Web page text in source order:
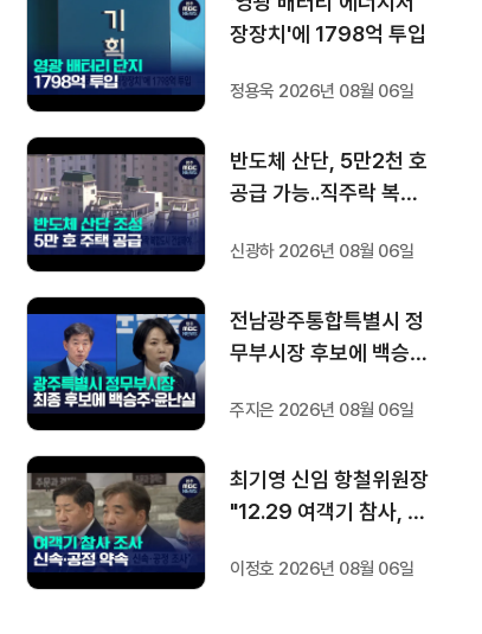
장장치'에 1798억 투입
정용욱 2026년 08월 06일
반도체 산단, 5만2천 호
공급 가능..직주락 복합
신광하 2026년 08월 06일
전남광주통합특별시 정
무부시장 후보에 백승주
주지은 2026년 08월 06일
최기영 신임 항철위원장
"12.29 여객기 참사, 신
이정호 2026년 08월 06일